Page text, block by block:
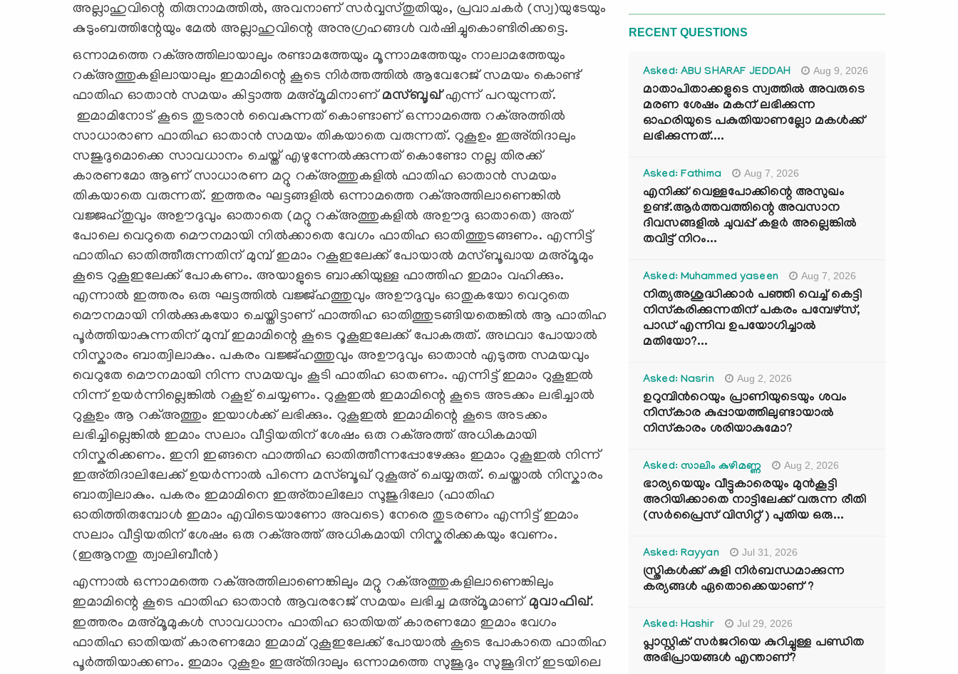
അല്ലാഹുവിന്റെ തിരുനാമത്തില്‍, അവനാണ് സര്‍വ്വസ്തുതിയും, പ്രവാചകർ (സ്വ)യുടേയും
കുടുംബത്തിന്റേയും മേല്‍ അല്ലാഹുവിന്റെ അനുഗ്രഹങ്ങള്‍ വര്‍ഷിച്ചുകൊണ്ടിരിക്കട്ടെ.
ഒന്നാമത്തെ റക്അത്തിലായാലും രണ്ടാമത്തേയും മൂന്നാമത്തേയും നാലാമത്തേയും
റക്അത്തുകളിലായാലും ഇമാമിന്റെ കൂടെ നിർത്തത്തിൽ ആവേറേജ് സമയം കൊണ്ട്
ഫാതിഹ ഓതാൻ സമയം കിട്ടാത്ത മഅ്മൂമിനാണ്മസ്ബൂഖ്എന്ന് പറയുന്നത്.
ഇമാമിനോട് കൂടെ തുടരാൻ വൈകുന്നത് കൊണ്ടാണ് ഒന്നാമത്തെ റക്അത്തിൽ
സാധാരാണ ഫാതിഹ ഓതാൻ സമയം തികയാതെ വരുന്നത്. റുകൂഉം ഇഅ്തിദാലും
സജുദുമൊക്കെ സാവധാനം ചെയ്ത് എഴുന്നേൽക്കുന്നത് കൊണ്ടോ നല്ല തിരക്ക്
കാരണമോ ആണ് സാധാരണ മറ്റു റക്അത്തുകളിൽ ഫാതിഹ ഓതാൻ സമയം
തികയാതെ വരുന്നത്. ഇത്തരം ഘട്ടങ്ങളിൽ ഒന്നാമത്തെ റക്അത്തിലാണെങ്കിൽ
വജ്ജഹ്തുവും അഊദുവും ഓതാതെ (മറ്റു റക്അത്തുകളിൽ അഊദു ഓതാതെ) അത്
പോലെ വെറുതെ മൌനമായി നിൽക്കാതെ വേഗം ഫാതിഹ ഓതിത്തുടങ്ങണം. എന്നിട്ട്
ഫാതിഹ ഓതിത്തീരുന്നതിന് മുമ്പ് ഇമാം റകൂഇലേക്ക് പോയാൽ മസ്ബൂഖായ മഅ്മൂമും
കൂടെ റുകൂഇലേക്ക് പോകണം. അയാളുടെ ബാക്കിയുള്ള ഫാത്തിഹ ഇമാം വഹിക്കും.
എന്നാൽ ഇത്തരം ഒരു ഘട്ടത്തിൽ വജ്ജ്ഹത്തുവും അഊദുവും ഓതുകയോ വെറുതെ
മൌനമായി നിൽക്കുകയോ ചെയ്തിട്ടാണ് ഫാത്തിഹ ഓതിത്തുടങ്ങിയതെങ്കിൽ ആ ഫാതിഹ
പൂർത്തിയാകുന്നതിന് മുമ്പ് ഇമാമിന്റെ കൂടെ റൂകൂഇലേക്ക് പോകരുത്. അഥവാ പോയാൽ
നിസ്കാരം ബാത്വിലാകും. പകരം വജ്ജ്ഹത്തുവും അഊദുവും ഓതാൻ എടുത്ത സമയവും
വെറുതേ മൌനമായി നിന്ന സമയവും കൂടി ഫാതിഹ ഓതണം. എന്നിട്ട് ഇമാം റുകൂഇൽ
നിന്ന് ഉയർന്നില്ലെങ്കിൽ റകൂഉ് ചെയ്യണം. റുകൂഇൽ ഇമാമിന്റെ കൂടെ അടക്കം ലഭിച്ചാൽ
റുകൂഉം ആ റക്അത്തും ഇയാൾക്ക് ലഭിക്കും. റുകൂഇൽ ഇമാമിന്റെ കൂടെ അടക്കം
ലഭിച്ചില്ലെങ്കിൽ ഇമാം സലാം വീട്ടിയതിന് ശേഷം ഒരു റക്അത്ത് അധികമായി
നിസ്കരിക്കണം. ഇനി ഇങ്ങനെ ഫാത്തിഹ ഓതിത്തീന്നപ്പോഴേക്കും ഇമാം റുകൂഇൽ നിന്ന്
ഇഅ്തിദാലിലേക്ക് ഉയർന്നാൽ പിന്നെ മസ്ബൂഖ് റുകൂഅ് ചെയ്യരുത്. ചെയ്താൽ നിസ്കാരം
ബാത്വിലാകും. പകരം ഇമാമിനെ ഇഅ്താലിലോ സൂജുദിലോ (ഫാതിഹ
ഓതിത്തിരുമ്പോൾ ഇമാം എവിടെയാണോ അവടെ) നേരെ തുടരണം എന്നിട്ട് ഇമാം
സലാം വീട്ടിയതിന് ശേഷം ഒരു റക്അത്ത് അധികമായി നിസ്കരിക്കകയും വേണം.
(ഇആനതു ത്വാലിബീൻ)
എന്നാൽ ഒന്നാമത്തെ റക്അത്തിലാണെങ്കിലും മറ്റു റക്അത്തുകളിലാണെങ്കിലും
ഇമാമിന്റെ കൂടെ ഫാതിഹ ഓതാൻ ആവരറേജ് സമയം ലഭിച്ച മഅ്മൂമാണ് മുവാഫിഖ്.
ഇത്തരം മഅ്മൂമുകൾ സാവധാനം ഫാതിഹ ഓതിയത് കാരണമോ ഇമാം വേഗം
ഫാതിഹ ഓതിയത് കാരണമോ ഇമാമ് റുകൂഇലേക്ക് പോയാൽ കൂടെ പോകാതെ ഫാതിഹ
പൂർത്തിയാക്കണം. ഇമാം റുകൂഉം ഇഅ്തിദാലും ഒന്നാമത്തെ സുജൂദും സുജൂദിന് ഇടയിലെ
RECENT QUESTIONS
Asked: ABU SHARAF JEDDAH Aug 9, 2026
മാതാപിതാക്കളുടെ സ്വത്തിൽ അവരുടെ
മരണ ശേഷം മകന് ലഭിക്കുന്ന
ഓഹരിയുടെ പകുതിയാണല്ലോ മകൾക്ക്
ലഭിക്കുന്നത്....
Asked: Fathima Aug 7, 2026
എനിക്ക് വെള്ളപോക്കിന്റെ അസുഖം
ഉണ്ട്.ആർത്തവത്തിന്റെ അവസാന
ദിവസങ്ങളിൽ ചുവപ്പ് കളർ അല്ലെങ്കിൽ
തവിട്ട് നിറം...
Asked: Muhammed yaseen Aug 7, 2026
നിത്യഅശുദ്ധിക്കാർ പഞ്ഞി വെച്ച് കെട്ടി
നിസ്കരിക്കുന്നതിന് പകരം പമ്പേഴ്സ്,
പാഡ് എന്നിവ ഉപയോഗിച്ചാൽ
മതിയോ?...
Asked: Nasrin Aug 2, 2026
ഉറുമ്പിന്‍റെയും പ്രാണിയുടെയും ശവം
നിസ്കാര കുപ്പായത്തിലുണ്ടായാൽ
നിസ്കാരം ശരിയാകുമോ?
Asked: സാലിം കുഴിമണ്ണ Aug 2, 2026
ഭാര്യയെയും വീട്ടുകാരെയും മുൻകൂട്ടി
അറിയിക്കാതെ നാട്ടിലേക്ക് വരുന്ന രീതി
(സർപ്രൈസ് വിസിറ്റ് ) പുതിയ ഒരു...
Asked: Rayyan Jul 31, 2026
സ്ത്രികൾക്ക് കുളി നിർബന്ധമാക്കുന്ന
കര്യങ്ങൾ ഏതൊക്കെയാണ് ?
Asked: Hashir Jul 29, 2026
പ്ലാസ്റ്റിക് സർജറിയെ കുറിച്ചുള്ള പണ്ഡിത
അഭിപ്രായങ്ങൾ എന്താണ്?